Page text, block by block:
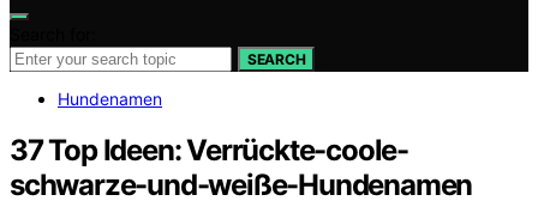
SEARCH
Hundenamen
37 Top Ideen: Verrückte-coole-
schwarze-und-weiße-Hundenamen